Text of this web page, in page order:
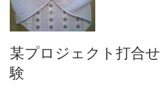
某プロジェクト打合
験